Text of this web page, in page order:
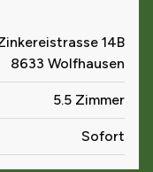
14B
8633 Wolfhausen
5.5 Zimmer
Sofort